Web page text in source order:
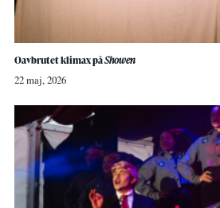
Oavbrutet klimax påShowen
22 maj, 2026